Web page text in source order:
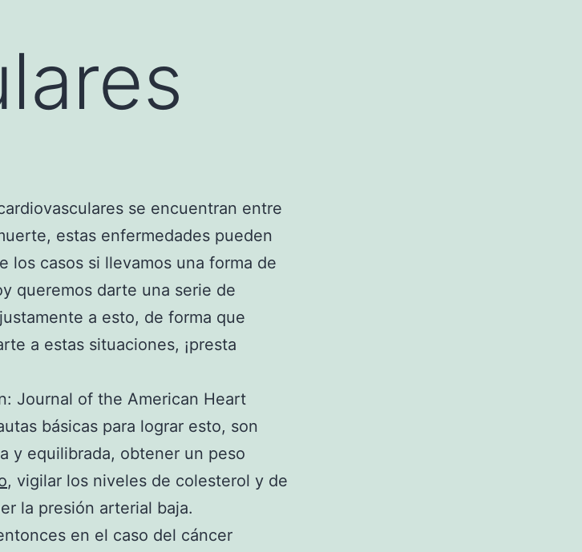
se encuentran entre
estas enfermedades pueden
los casos si llevamos una forma de
queremos darte una serie de
a esto, de forma que
a estas situaciones, ¡presta
Journal of the American Heart
básicas para lograr esto, son
y equilibrada, obtener un peso
, vigilar los niveles de colesterol y de
la presión arterial baja.
en el caso del cáncer